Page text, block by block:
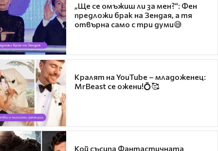
„Ще се омъжиш ли за мен?“: Фен
предложи брак на Зендая, а тя
отвърна само с три думи😅
Кралят на YouTube – младоженец:
MrBeast се ожени!💍🥰
Кой съсипа Фантастичната